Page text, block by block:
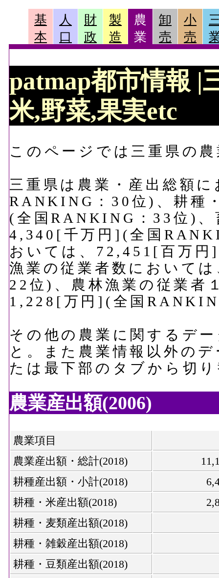
基
本
人
口
財
政
製
造
農
業
卸
売
小
売
patmap都市情報 |
米,野菜,果実etc
このページでは三重県の
三重県は農業・産出総額
RANKING：30位)、耕種
(全国RANKING：33位)、
4,340[千万円](全国
おいては、72,451[百万
漁業の従業者数において
22位)、農林漁業の従業者
1,228[万円](全国
その他の農業に関するデ
と。また農業情報以外の
たは最下部のタブから切
農業産出額(2006)
農業項目
農業産出額・総計(2018)
耕種産出額・小計(2018)
耕種・米産出額(2018)
耕種・麦類産出額(2018)
耕種・雑穀産出額(2018)
耕種・豆類産出額(2018)